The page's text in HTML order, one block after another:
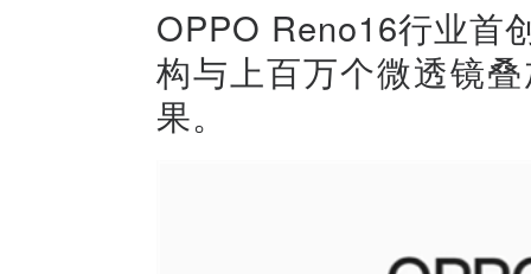
OPPO Reno16行业首
构与上百万个微透镜
果。